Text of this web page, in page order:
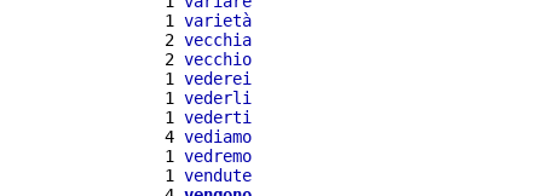
  1
varietà
  2
vecchia
  2
vecchio
  1
vederei
  1
vederli
  1
vederti
  4
vediamo
  1
vedremo
  1
vendute